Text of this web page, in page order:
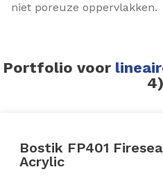
niet poreuze oppervlakken.
Portfolio voor
4)
Bostik FP401
Acrylic